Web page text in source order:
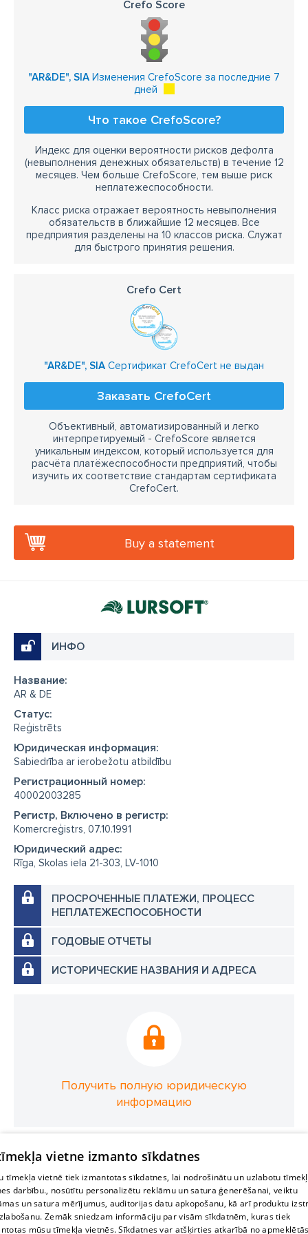
Crefo Score
"AR&DE", SIA Изменения CrefoScore за последние 7
дней
Что такое CrefoScore?
Индекс для оценки вероятности рисков дефолта
(невыполнения денежных обязательств) в течение 12
месяцев. Чем больше CrefoScore, тем выше риск
неплатежеспособности.
Класс риска отражает вероятность невыполнения
обязательств в ближайшие 12 месяцев. Все
предприятия разделены на 10 классов риска. Служат
для быстрого принятия решения.
Crefo Cert
"AR&DE", SIA Сертификат CrefoCert не выдан
Заказать CrefoCert
Объективный, автоматизированный и легко
интерпретируемый - CrefoScore является
уникальным индексом, который используется для
расчёта платёжеспособности предприятий, чтобы
изучить их соответствие стандартам сертификата
CrefoCert.
Buy a statement
ИНФО
Название:
AR & DE
Cтатус:
Reģistrēts
Юридическая информация:
Sabiedrība ar ierobežotu atbildību
Регистрационный номер:
40002003285
Регистр, Включено в регистр:
Komercreģistrs, 07.10.1991
Юридический адрес:
Rīga, Skolas iela 21-303, LV-1010
ПРОСРОЧЕННЫЕ ПЛАТЕЖИ, ПРОЦЕСС
НЕПЛАТЕЖЕСПОСОБНОСТИ
ГОДОВЫЕ ОТЧЕТЫ
ИСТОРИЧЕСКИЕ НАЗВАНИЯ И АДРЕСА
Получить полную юридическую
информацию
vietne izmanto sīkdatnes
tīmekļa vietnē tiek izmantotas sīkdatnes, lai nodrošinātu un uzlabotu
darbību., nosūtītu personalizētu reklāmu un satura ģenerēšanai, veiktu
un satura mērījumus, auditorijas datu apkopošanu, kā arī produktu
Zemāk sniedzam informāciju par visām sīkdatnēm, kuras tiek
mūsu tīmekļa vietnēs. Sīkdatnes var atšķirties atkarībā no